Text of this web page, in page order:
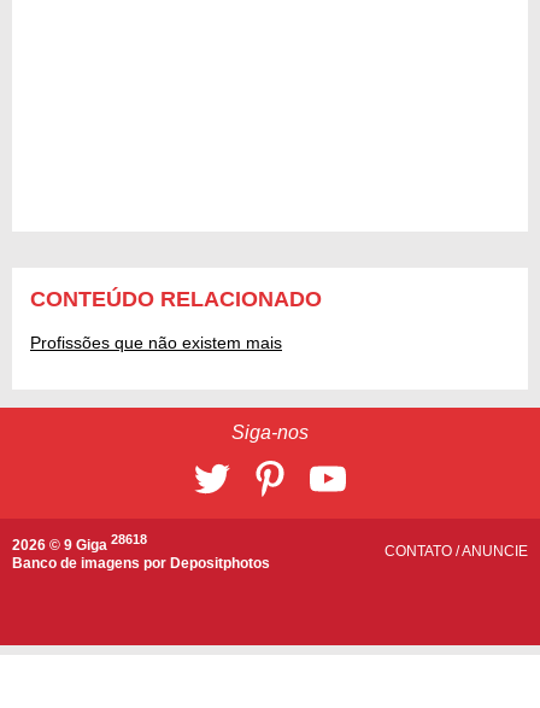
CONTEÚDO RELACIONADO
Profissões que não existem mais
Siga-nos
2026 © 9 Giga 28618
Banco de imagens por Depositphotos
CONTATO /ANUNCIE